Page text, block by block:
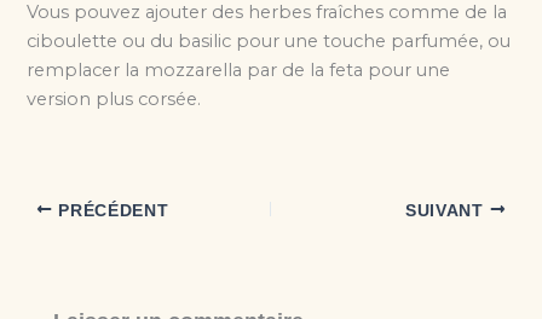
Vous pouvez ajouter des herbes fraîches comme de la
ciboulette ou du basilic pour une touche parfumée, ou
remplacer la mozzarella par de la feta pour une
version plus corsée.
PRÉCÉDENT SUIVANT